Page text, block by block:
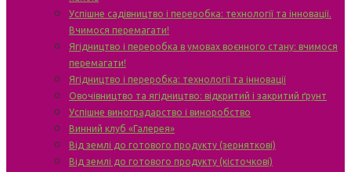
Успішне садівництво і переробка: технології та інновації.
Вчимося перемагати!
Ягідництво і переробка в умовах воєнного стану: вчимося
перемагати!
Ягідництво і переробка: технології та інновації
Овочівництво та ягідництво: відкритий і закритий ґрунт
Успішне виноградарство і виноробство
Винний клуб «Галерея»
Від землі до готового продукту (зерняткові)
Від землі до готового продукту (кісточкові)